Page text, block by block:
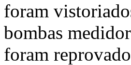
foram
bombas
foram